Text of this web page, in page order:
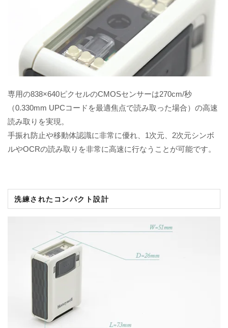
専用の838×640ピクセルのCMOSセンサーは270cm/秒
（0.330mm UPCコードを最適焦点で読み取った場合）の高速
読み取りを実現。
手振れ防止や移動体認識に非常に優れ、1次元、2次元シンボ
ルやOCRの読み取りを非常に高速に行なうことが可能です。
洗練されたコンパクト設計